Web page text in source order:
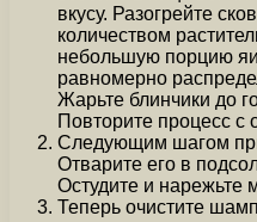
вкусу. Разогрейте
количеством
небольшую порцию
равномерно
Жарьте блинчики до
Повторите процесс
Следующим шагом
Отварите его в
Остудите и нарежьте
Теперь очистите